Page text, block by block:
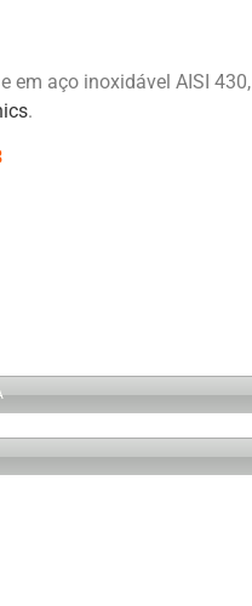
em aço inoxidável AISI 430,
.